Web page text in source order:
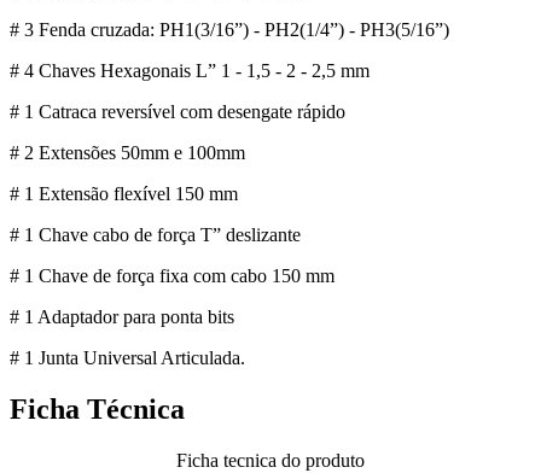
# 3 Fenda cruzada: PH1(3/16”) - PH2(1/4”) - PH3(5/16”)
# 4 Chaves Hexagonais L” 1 - 1,5 - 2 - 2,5 mm
# 1 Catraca reversível com desengate rápido
# 2 Extensões 50mm e 100mm
# 1 Extensão flexível 150 mm
# 1 Chave cabo de força T” deslizante
# 1 Chave de força fixa com cabo 150 mm
# 1 Adaptador para ponta bits
# 1 Junta Universal Articulada.
Ficha Técnica
Ficha tecnica do produto